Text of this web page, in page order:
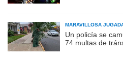
MARAVILLOSA
Un policía se
74 multas de